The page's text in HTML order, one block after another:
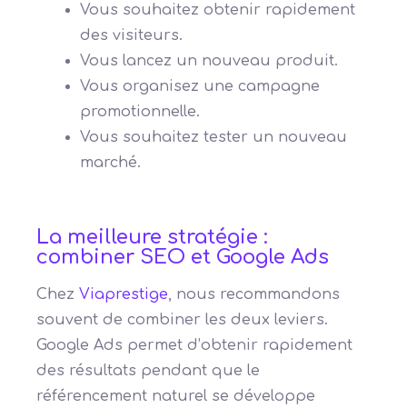
Vous souhaitez obtenir rapidement
des visiteurs.
Vous lancez un nouveau produit.
Vous organisez une campagne
promotionnelle.
Vous souhaitez tester un nouveau
marché.
La meilleure stratégie :
combiner SEO et Google Ads
Chez Viaprestige, nous recommandons
souvent de combiner les deux leviers.
Google Ads permet d’obtenir rapidement
des résultats pendant que le
référencement naturel se développe